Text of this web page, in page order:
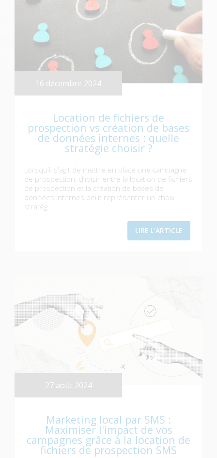
16 décembre 2024
Location de fichiers de
prospection vs création de bases
de données internes : quelle
stratégie choisir ?
Lorsqu'il s'agit de mettre en place une campagne
de prospection, choisir entre la location de fichiers
de prospection et la création de bases de
données internes peut représenter un choix
stratég...
LIRE L'ARTICLE
27 août 2024
Marketing local par SMS :
Maximiser l'impact de vos
campagnes grâce à la location de
fichiers de prospection SMS